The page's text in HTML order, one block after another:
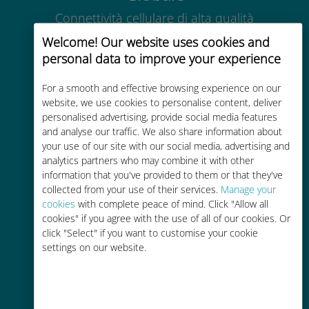
Welcome! Our website uses cookies and
personal data to improve your experience
For a smooth and effective browsing experience on our
website, we use cookies to personalise content, deliver
personalised advertising, provide social media features
and analyse our traffic. We also share information about
your use of our site with our social media, advertising and
analytics partners who may combine it with other
information that you've provided to them or that they've
collected from your use of their services. Manage your
cookies with complete peace of mind. Click "Allow all
cookies" if you agree with the use of all of our cookies. Or
click "Select" if you want to customise your cookie
settings on our website.
Connettività cellulare di alta qualità
in tutto il mondo in oltre 200
destinazioni
Economico
Fino al 90% in meno rispetto alle
tariffe di roaming con il vostro
operatore attuale